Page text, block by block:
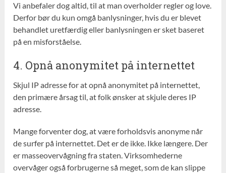
Vi anbefaler dog altid, til at man overholder regler og love.
Derfor bør du kun omgå banlysninger, hvis du er blevet
behandlet uretfærdig eller banlysningen er sket baseret
på en misforståelse.
4. Opnå anonymitet på internettet
Skjul IP adresse for at opnå anonymitet på internettet,
den primære årsag til, at folk ønsker at skjule deres IP
adresse.
Mange forventer dog, at være forholdsvis anonyme når
de surfer på internettet. Det er de ikke. Ikke længere. Der
er masseovervågning fra staten. Virksomhederne
overvåger også forbrugerne så meget, som de kan slippe